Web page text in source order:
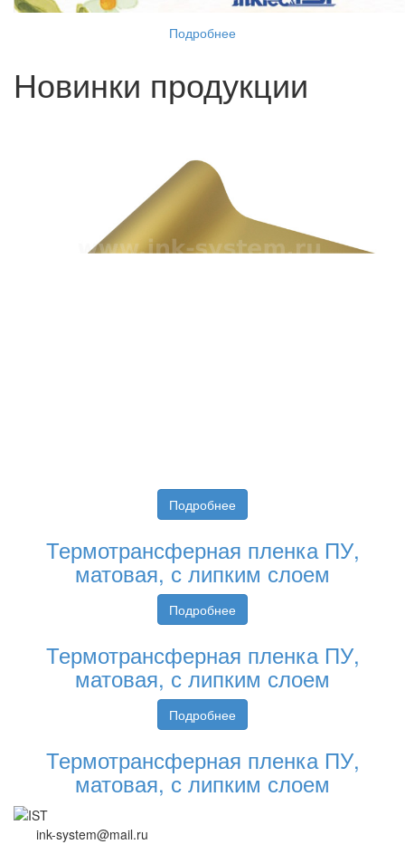
Подробнее
Новинки продукции
Подробнее
Термотрансферная пленка ПУ,
матовая, с липким слоем
Подробнее
Термотрансферная пленка ПУ,
матовая, с липким слоем
Подробнее
Термотрансферная пленка ПУ,
матовая, с липким слоем
ink-system@mail.ru